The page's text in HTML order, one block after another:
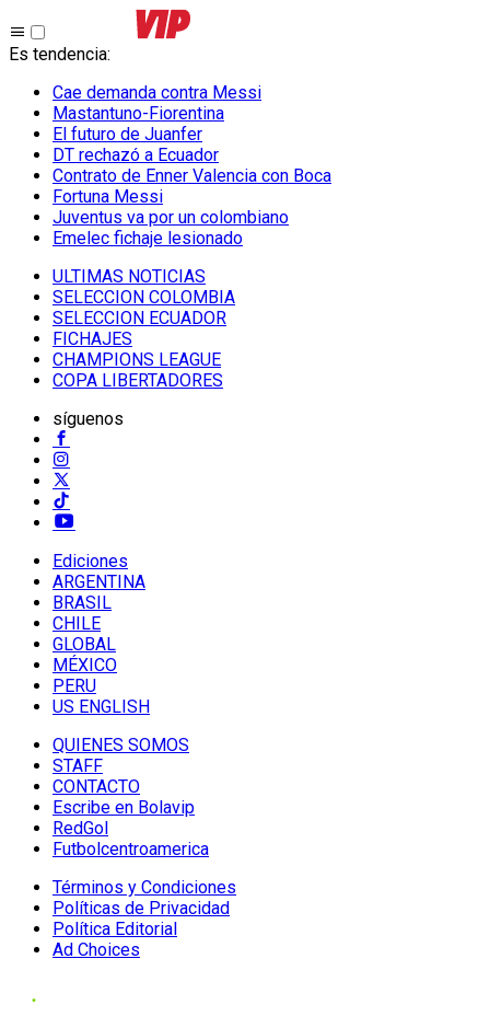
Es tendencia:
Cae demanda contra Messi
Mastantuno-Fiorentina
El futuro de Juanfer
DT rechazó a Ecuador
Contrato de Enner Valencia con Boca
Fortuna Messi
Juventus va por un colombiano
Emelec fichaje lesionado
ULTIMAS NOTICIAS
SELECCION COLOMBIA
SELECCION ECUADOR
FICHAJES
CHAMPIONS LEAGUE
COPA LIBERTADORES
síguenos
Ediciones
ARGENTINA
BRASIL
CHILE
GLOBAL
MÉXICO
PERU
US ENGLISH
QUIENES SOMOS
STAFF
CONTACTO
Escribe en Bolavip
RedGol
Futbolcentroamerica
Términos y Condiciones
Políticas de Privacidad
Política Editorial
Ad Choices